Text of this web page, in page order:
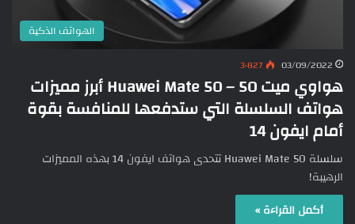
الهواتف الذكية
03/09/2022 3٬827
هواوي ميت 50 – Huawei Mate 50 أبرز مميزات
هواتف السلسلة التي ستدفعها للمنافسة بقوة
أمام ايفون 14
سلسلة Huawei Mate 50 تتحدى هواتف ايفون 14 بهذه المميزات
الرهيبة!
أكمل القراءة »